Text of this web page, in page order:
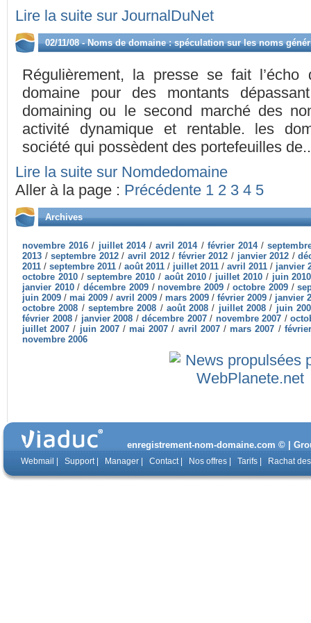
Lire la suite sur JournalDuNet
02/11/08 - Noms de domaine : spéculation sur les noms
Régulièrement, la presse se fait
domaine pour des montants
domaining ou le second marché des
activité dynamique et rentable. les
société qui possèdent des portefeuilles
Lire la suite sur Nomdedomaine
Aller à la page : Précédente 1 2 3 4 5
Archives
novembre 2016 / juillet 2014/avril 2014/ février 2014/
2013 /septembre 2012/avril 2012/ février 2012 / janvier 2012 /
2011 / septembre 2011 / août 2011 / juillet 2011 / avril 2011 / janvier
octobre 2010/septembre 2010 / août 2010/ juillet 2010/ juin 2010
janvier 2010/décembre 2009/novembre 2009/octobre 2009 /
juin 2009 / mai 2009 / avril 2009 / mars 2009 / février 2009 / janvier
octobre 2008 / septembre 2008 / août 2008 / juillet 2008 / juin
février 2008/ janvier 2008 / décembre 2007/ novembre 2007 /
juillet 2007 / juin 2007/mai 2007 / avril 2007/mars 2007 /
novembre 2006
enregistrement-nom-domaine.com © |
Webmail Support| Manager Contact| Nos offres Tarifs Rachat